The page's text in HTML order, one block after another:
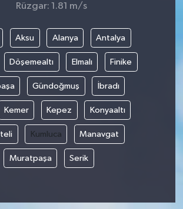
Rüzgar: 1.81 m/s
Aksu Alanya Antalya
Döşemealtı Elmalı Finike
Gündoğmuş İbradı
Kemer Kepez Konyaaltı
Kumluca Manavgat
Muratpaşa Serik